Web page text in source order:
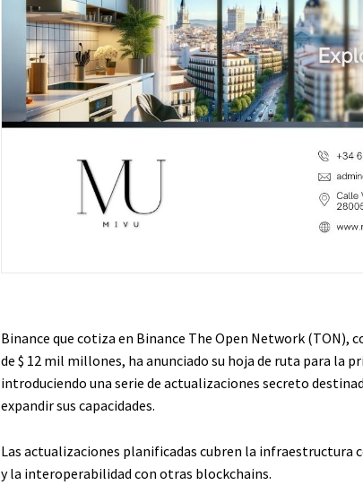
Binance que cotiza en Binance The Open Network (TON),
de $ 12 mil millones, ha anunciado su hoja de ruta para la
introduciendo una serie de actualizaciones secreto
expandir sus capacidades.
Las actualizaciones planificadas cubren la infraestructura
y la interoperabilidad con otras blockchains.